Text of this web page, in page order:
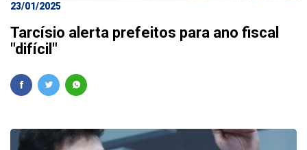
23/01/2025
Tarcísio alerta prefeitos para ano fiscal
"difícil"